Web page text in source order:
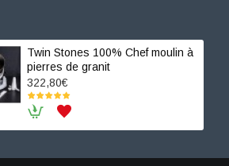
Twin Stones 100% Chef moulin à
pierres de granit
322,80€